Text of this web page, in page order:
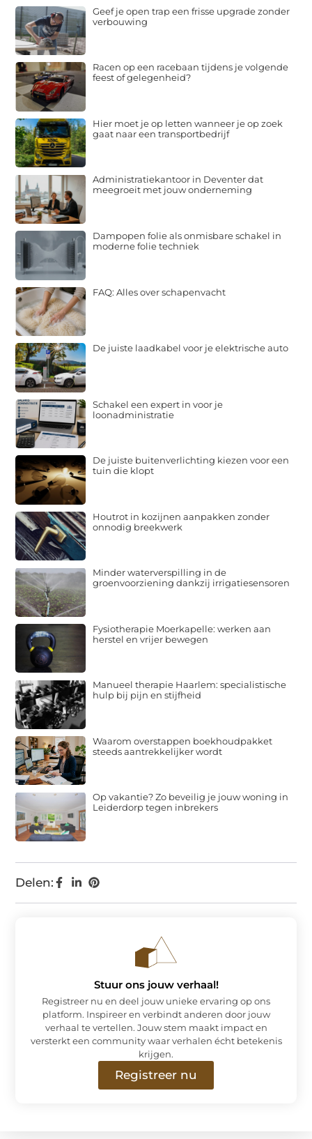
Delen:
Geef je open trap een frisse upgrade zonder
verbouwing
Racen op een racebaan tijdens je volgende
feest of gelegenheid?
Hier moet je op letten wanneer je op zoek
gaat naar een transportbedrijf
Administratiekantoor in Deventer dat
meegroeit met jouw onderneming
Dampopen folie als onmisbare schakel in
moderne folie techniek
FAQ: Alles over schapenvacht
De juiste laadkabel voor je elektrische auto
Schakel een expert in voor je
loonadministratie
De juiste buitenverlichting kiezen voor een
tuin die klopt
Houtrot in kozijnen aanpakken zonder
onnodig breekwerk
Minder waterverspilling in de
groenvoorziening dankzij irrigatiesensoren
Fysiotherapie Moerkapelle: werken aan
herstel en vrijer bewegen
Manueel therapie Haarlem: specialistische
hulp bij pijn en stijfheid
Waarom overstappen boekhoudpakket
steeds aantrekkelijker wordt
Op vakantie? Zo beveilig je jouw woning in
Leiderdorp tegen inbrekers
Stuur ons jouw verhaal!
Registreer nu en deel jouw unieke ervaring op ons
platform. Inspireer en verbindt anderen door jouw
verhaal te vertellen. Jouw stem maakt impact en
versterkt een community waar verhalen écht betekenis
krijgen.
Registreer nu